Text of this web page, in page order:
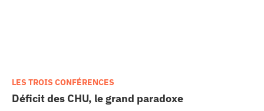
Déficit des CHU, le grand paradoxe
LES TROIS CONFÉRENCES